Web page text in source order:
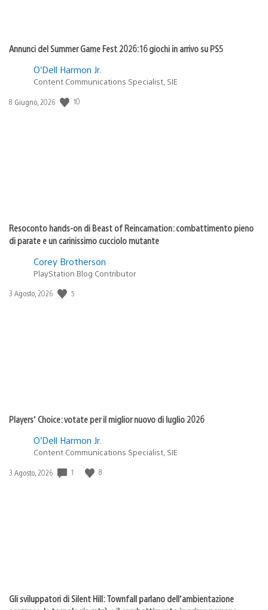
Annunci del Summer Game Fest 2026: 16 giochi in arrivo su PS5
O’Dell Harmon Jr.
Content Communications Specialist, SIE
Data
8 Giugno, 2026 10
Resoconto hands-on di Beast of Reincarnation: combattimento pieno
di parate e un carinissimo cucciolo mutante
Corey Brotherson
PlayStation Blog Contributor
Data
3 Agosto, 2026 5
Players’ Choice: votate per il miglior nuovo di luglio 2026
O’Dell Harmon Jr.
Content Communications Specialist, SIE
Data
3 Agosto, 2026 1 8
Gli sviluppatori di Silent Hill: Townfall parlano dell’ambientazione